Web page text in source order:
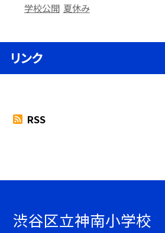
学校公開 夏休み
リンク
RSS
渋谷区立神南小学校